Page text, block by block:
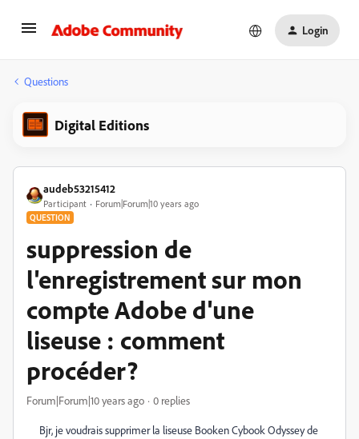
Login
Questions
Digital Editions
audeb53215412
Participant Forum|Forum|10 years ago
QUESTION
suppression de
l'enregistrement sur mon
compte Adobe d'une
liseuse : comment
procéder?
Forum|Forum|10 years ago 0 replies
Bjr, je voudrais supprimer la liseuse Booken Cybook Odyssey de